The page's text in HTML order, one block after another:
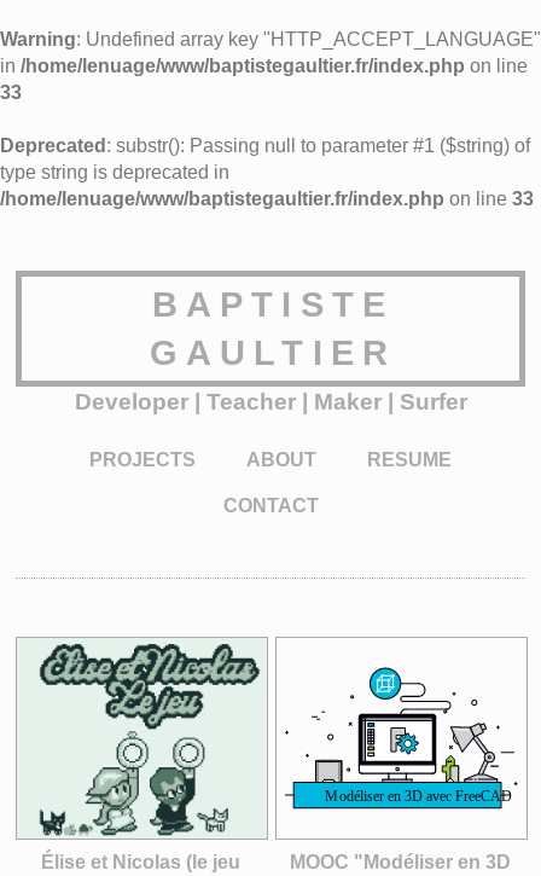
Warning: Undefined array key "HTTP_ACCEPT_LANGUAGE"
in /home/lenuage/www/baptistegaultier.fr/index.php on line
33
Deprecated : substr(): Passing null to parameter #1 ($string) of
type string is deprecated in
/home/lenuage/www/baptistegaultier.fr/index.php on line 33
BAPTISTE
GAULTIER
Developer | Teacher | Maker | Surfer
PROJECTS ABOUT RESUME
CONTACT
Élise et Nicolas (le jeu
MOOC "Modéliser en 3D